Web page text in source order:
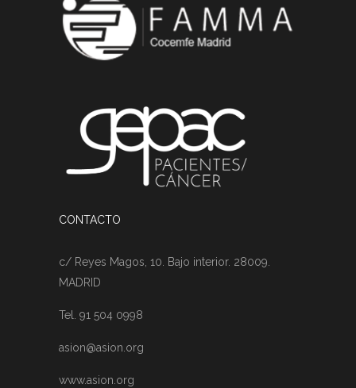
CONTACTO
c/ Reyes Magos, 10. Bajo interior. 28009.
MADRID
Tel. 91 504 0998
asion@asion.org
www.asion.org